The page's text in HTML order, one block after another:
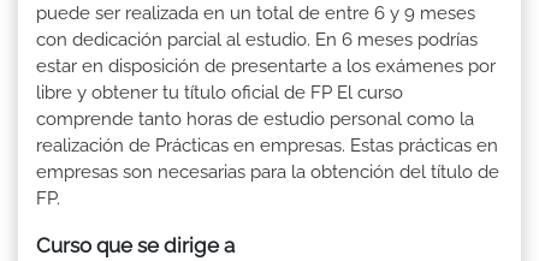
puede ser realizada en un total de entre 6 y 9 meses
con dedicación parcial al estudio. En 6 meses podrías
estar en disposición de presentarte a los exámenes por
libre y obtener tu título oficial de FP El curso
comprende tanto horas de estudio personal como la
realización de Prácticas en empresas. Estas prácticas en
empresas son necesarias para la obtención del título de
FP.
Curso que se dirige a